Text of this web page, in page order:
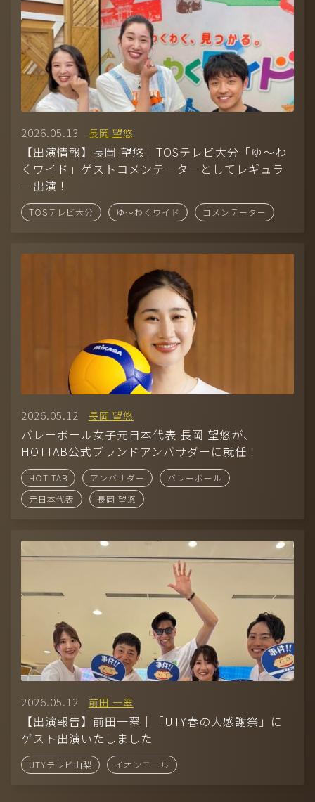
2026.05.13 長岡 望悠
【出演情報】長岡 望悠｜TOSテレビ大分「ゆ〜わ
くワイド」ゲストコメンテーターとしてレギュラ
ー出演！
TOSテレビ大分 ゆ〜わくワイド コメンテーター
2026.05.12 長岡 望悠
バレーボール女子元日本代表 長岡 望悠が、
HOTTAB公式ブランドアンバサダーに就任！
HOT TAB アンバサダー
バレーボール
元日本代表
長岡 望悠
2026.05.12 前田 一翠
【出演報告】前田一翠｜「UTY春の大感謝祭」に
ゲスト出演いたしました
UTYテレビ山梨 イオンモール